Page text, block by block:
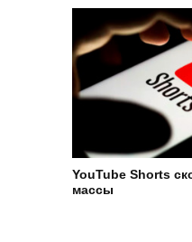
YouTube Shorts
массы